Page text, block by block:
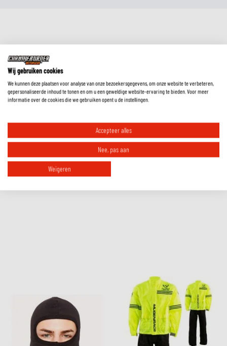
RIDE ESSENTIALS
Must-have accessories for comfort, safety
Check out our collection
Wij gebruiken cookies
We kunnen deze plaatsen voor analyse van onze bezoekersgegevens, om onze website te verbeteren,
gepersonaliseerde inhoud te tonen en om u een geweldige website-ervaring te bieden. Voor meer
informatie over de cookies die we gebruiken opent u de instellingen.
Accepteer alles
Nee, pas aan
Weigeren